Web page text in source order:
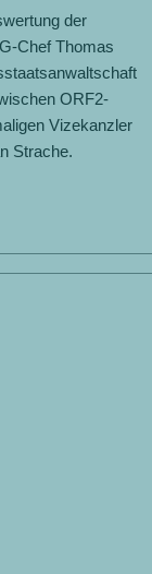
der
Chef Thomas
ORF2-
Vizekanzler
Strache.